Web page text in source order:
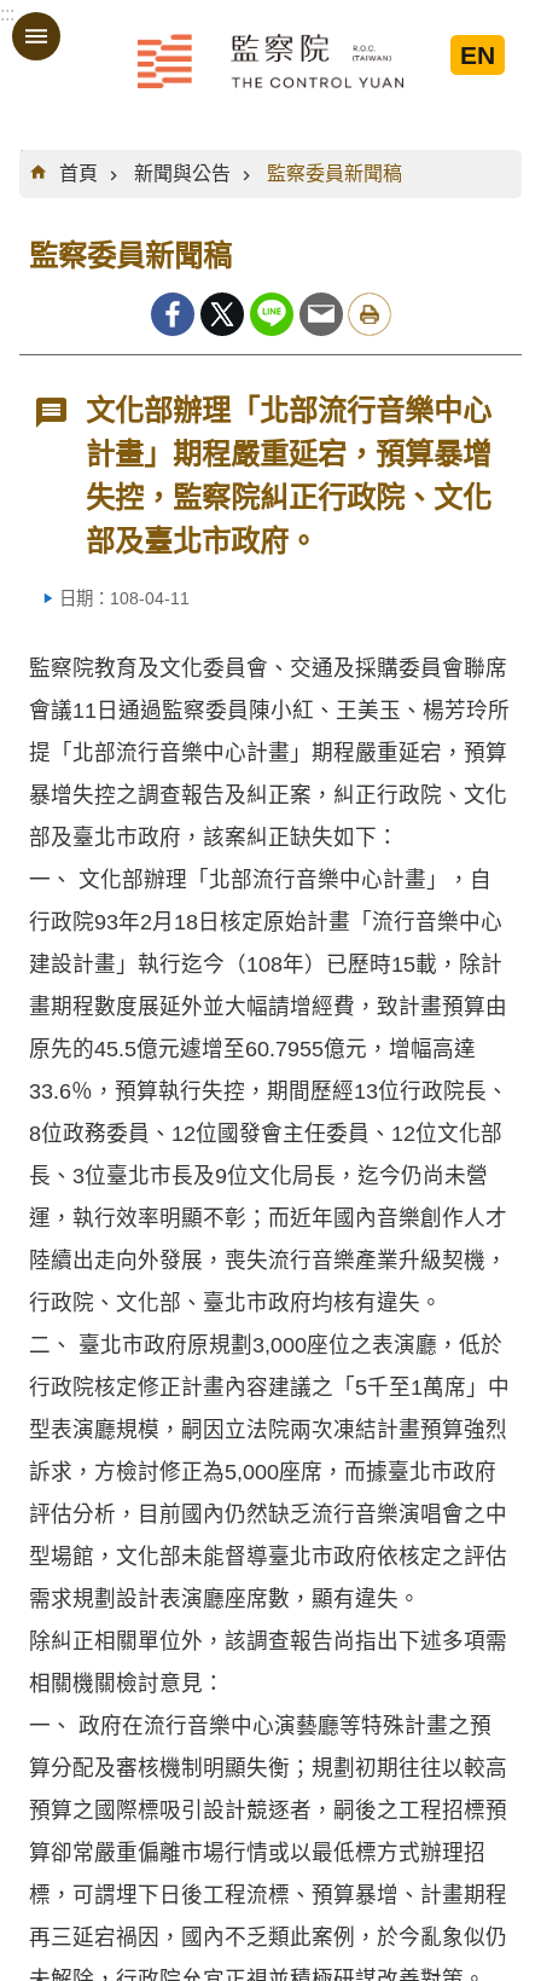
跳到主要內容區塊
:::
EN
:::
首頁
新聞與公告 監察委員新聞稿
監察委員新聞稿
文化部辦理「北部流行音樂中心
計畫」期程嚴重延宕，預算暴增
失控，監察院糾正行政院、文化
部及臺北市政府。
日期：108-04-11
監察院教育及文化委員會、交通及採購委員會聯席
會議11日通過監察委員陳小紅、王美玉、楊芳玲所
提「北部流行音樂中心計畫」期程嚴重延宕，預算
暴增失控之調查報告及糾正案，糾正行政院、文化
部及臺北市政府，該案糾正缺失如下：
一、 文化部辦理「北部流行音樂中心計畫」，自
行政院93年2月18日核定原始計畫「流行音樂中心
建設計畫」執行迄今（108年）已歷時15載，除計
畫期程數度展延外並大幅請增經費，致計畫預算由
原先的45.5億元遽增至60.7955億元，增幅高達
33.6％，預算執行失控，期間歷經13位行政院長、
8位政務委員、12位國發會主任委員、12位文化部
長、3位臺北市長及9位文化局長，迄今仍尚未營
運，執行效率明顯不彰；而近年國內音樂創作人才
陸續出走向外發展，喪失流行音樂產業升級契機，
行政院、文化部、臺北市政府均核有違失。
二、 臺北市政府原規劃3,000座位之表演廳，低於
行政院核定修正計畫內容建議之「5千至1萬席」中
型表演廳規模，嗣因立法院兩次凍結計畫預算強烈
訴求，方檢討修正為5,000座席，而據臺北市政府
評估分析，目前國內仍然缺乏流行音樂演唱會之中
型場館，文化部未能督導臺北市政府依核定之評估
需求規劃設計表演廳座席數，顯有違失。
除糾正相關單位外，該調查報告尚指出下述多項需
相關機關檢討意見：
一、 政府在流行音樂中心演藝廳等特殊計畫之預
算分配及審核機制明顯失衡；規劃初期往往以較高
預算之國際標吸引設計競逐者，嗣後之工程招標預
算卻常嚴重偏離市場行情或以最低標方式辦理招
標，可謂埋下日後工程流標、預算暴增、計畫期程
再三延宕禍因，國內不乏類此案例，於今亂象似仍